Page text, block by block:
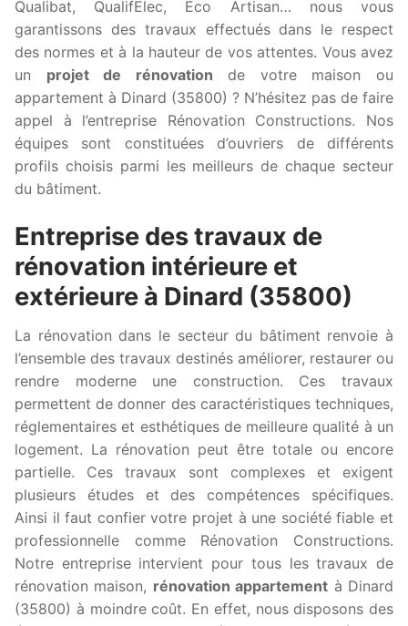
Qualibat, QualifElec, Eco Artisan… nous vous
garantissons des travaux effectués dans le respect
des normes et à la hauteur de vos attentes. Vous avez
un projet de rénovation de votre maison ou
appartement à Dinard (35800) ? N’hésitez pas de faire
appel à l’entreprise Rénovation Constructions. Nos
équipes sont constituées d’ouvriers de différents
profils choisis parmi les meilleurs de chaque secteur
du bâtiment.
Entreprise des travaux de
rénovation intérieure et
extérieure à Dinard (35800)
La rénovation dans le secteur du bâtiment renvoie à
l’ensemble des travaux destinés améliorer, restaurer ou
rendre moderne une construction. Ces travaux
permettent de donner des caractéristiques techniques,
réglementaires et esthétiques de meilleure qualité à un
logement. La rénovation peut être totale ou encore
partielle. Ces travaux sont complexes et exigent
plusieurs études et des compétences spécifiques.
Ainsi il faut confier votre projet à une société fiable et
professionnelle comme Rénovation Constructions.
Notre entreprise intervient pour tous les travaux de
rénovation maison, rénovation appartement à Dinard
(35800) à moindre coût. En effet, nous disposons des